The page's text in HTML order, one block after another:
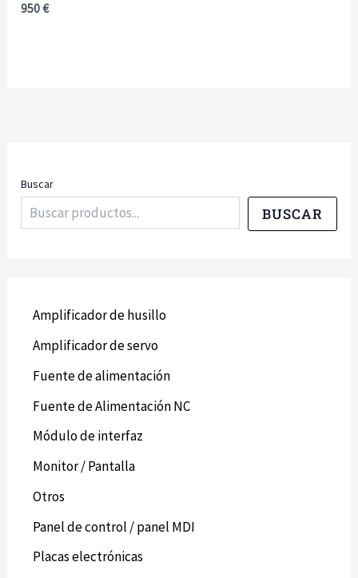
Buscar
BUSCAR
Amplificador de husillo
Amplificador de servo
Fuente de alimentación
Fuente de Alimentación NC
Módulo de interfaz
Monitor / Pantalla
Otros
Panel de control / panel MDI
Placas electrónicas
950€